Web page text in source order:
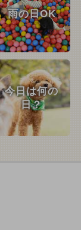
雨の日OK
今日は何の
日？